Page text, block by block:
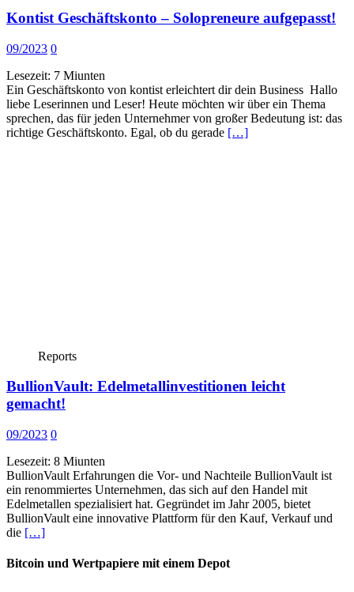
Kontist Geschäftskonto – Solopreneure aufgepasst!
09/2023 0
Lesezeit: 7 Miunten
Ein Geschäftskonto von kontist erleichtert dir dein Business Hallo
liebe Leserinnen und Leser! Heute möchten wir über ein Thema
sprechen, das für jeden Unternehmer von großer Bedeutung ist: das
richtige Geschäftskonto. Egal, ob du gerade […]
Reports
BullionVault: Edelmetallinvestitionen leicht
gemacht!
09/2023 0
Lesezeit: 8 Miunten
BullionVault Erfahrungen die Vor- und Nachteile BullionVault ist
ein renommiertes Unternehmen, das sich auf den Handel mit
Edelmetallen spezialisiert hat. Gegründet im Jahr 2005, bietet
BullionVault eine innovative Plattform für den Kauf, Verkauf und
die […]
Bitcoin und Wertpapiere mit einem Depot